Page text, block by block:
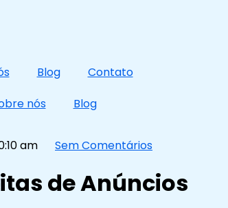
Blog
Contato
nós Blog
am Sem Comentários
de Anúncios